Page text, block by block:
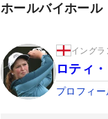
ホールバイホール
イングラ
ロティ
プロフィー